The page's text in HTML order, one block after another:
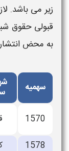
زیر می باشد.
قبولی حقوق
به محض
سهمیه
1570
1578